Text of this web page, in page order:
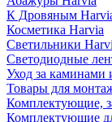
К Дровяным
Косметика Harvia
Светильники
Светодиодные
Уход за каминами
Товары для
Комплектующие,
Комплектующие